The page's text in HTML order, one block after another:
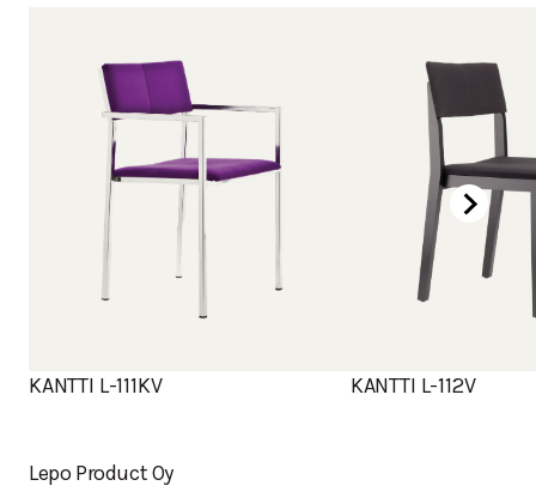
KANTTI L-111KV KANTTI L-112V
Lepo Product Oy